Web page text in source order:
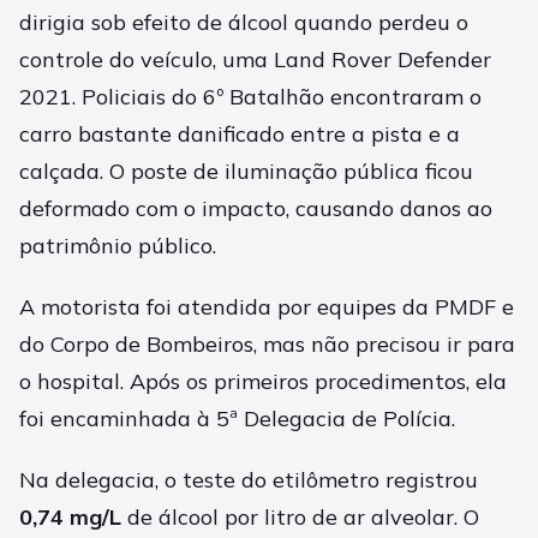
dirigia sob efeito de álcool quando perdeu o
controle do veículo, uma Land Rover Defender
2021. Policiais do 6º Batalhão encontraram o
carro bastante danificado entre a pista e a
calçada. O poste de iluminação pública ficou
deformado com o impacto, causando danos ao
patrimônio público.
A motorista foi atendida por equipes da PMDF e
do Corpo de Bombeiros, mas não precisou ir para
o hospital. Após os primeiros procedimentos, ela
foi encaminhada à 5ª Delegacia de Polícia.
Na delegacia, o teste do etilômetro registrou
0,74 mg/L de álcool por litro de ar alveolar. O